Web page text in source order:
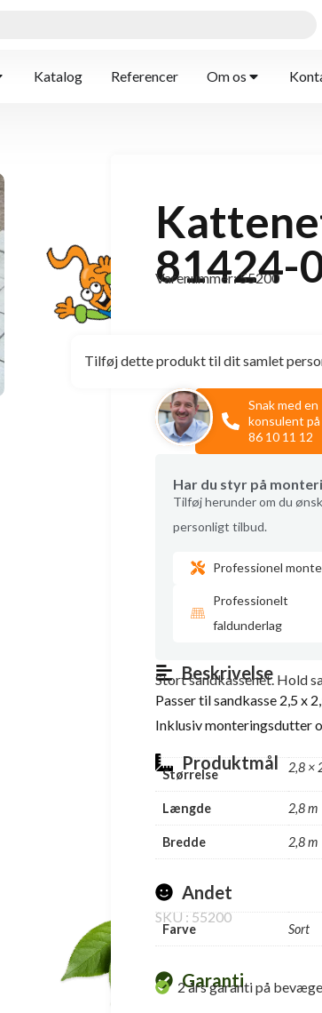
Katalog Referencer Om os
81424-
Varenummer: 55200
Tilføj dette produkt til dit samlet
Snak med en
konsulent på
86 10 11 12
Har du styr på
Tilføj herunder om du
personligt tilbud.
Professionel
Professionelt
faldunderlag
Beskrivelse
Stort sandkassenet. Hold
Passer til sandkasse 2,5 x
Inklusiv monteringsdutter
Produktmål
Størrelse 2,8 ×
Længde 2,8 m
Bredde 2,8 m
Andet
SKU : 55200
Farve Sort
Garanti
2 års garanti på